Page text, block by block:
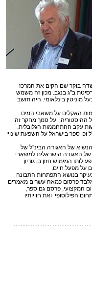
שדה בוקר שם הקים את המרכז
ב''ג בנגב. מכון זה משמש
מוניטין בינלאומי. היה תושב
האקלים על משאבי המים
ההיסטוריה. על סמך מחקר זה
עקב ההתחממות הגלובלית.
ספר בישראל על השפעת שינויי
קיבל בשנת 2003 פרס הנשיא של האגודה הבינ''ל של
2005 חברות כבוד של האגודה הישראלית למשאבי
על פעילותו המימוש חזון בן גוריון
בנושא התפתחות התבונה
פרסום כמאה עשרים מאמרים
המקצועי, פרסם גם ספר,
הפילוסופי ואת חוויותיו